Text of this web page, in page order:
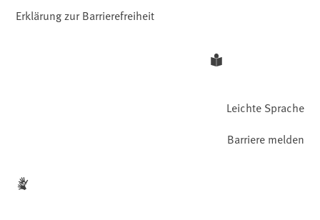
Erklärung zur Barrierefreiheit
Leichte Sprache
Barriere melden